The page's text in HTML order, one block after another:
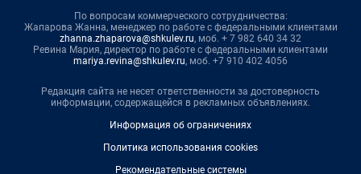
По вопросам коммерческого сотрудничества:
Жапарова Жанна, менеджер по работе с федеральными клиентами
zhanna.zhaparova@shkulev.ru, моб. + 7 982 640 34 32
Ревина Мария, директор по работе с федеральными клиентами
mariya.revina@shkulev.ru, моб. +7 910 402 4056
Редакция сайта не несет ответственности за достоверность
информации, содержащейся в рекламных объявлениях.
Информация об ограничениях
Политика использования cookies
Рекомендательные системы